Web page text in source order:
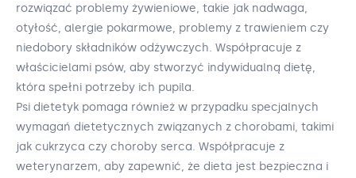
rozwiązać problemy żywieniowe, takie jak nadwaga,
otyłość, alergie pokarmowe, problemy z trawieniem czy
niedobory składników odżywczych. Współpracuje z
właścicielami psów, aby stworzyć indywidualną dietę,
która spełni potrzeby ich pupila.
Psi dietetyk pomaga również w przypadku specjalnych
wymagań dietetycznych związanych z chorobami, takimi
jak cukrzyca czy choroby serca. Współpracuje z
weterynarzem, aby zapewnić, że dieta jest bezpieczna i